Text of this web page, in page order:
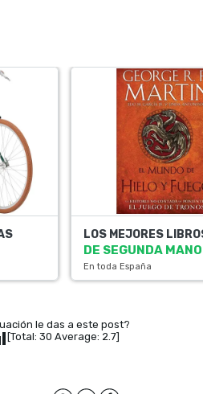
LOS MEJORES
DE SEGUNDA MANO
En toda España
le das a este post?
[Total: 30 Average: 2.7]